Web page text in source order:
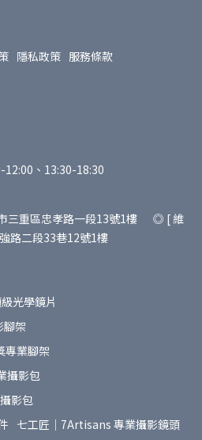
隱私政策 服務條款
12:00、13:30-18:30
三重區忠孝路一段13號1樓 ◎ [ 維
路二段33巷12號1樓
光學鏡片
腳架
專業腳架
攝影包
影包
七工匠｜7Artisans 專業攝影鏡頭